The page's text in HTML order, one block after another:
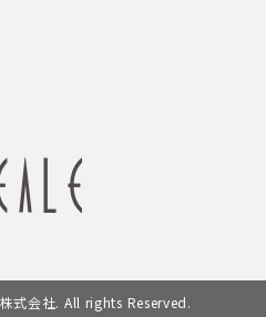
式会社. All rights Reserved.